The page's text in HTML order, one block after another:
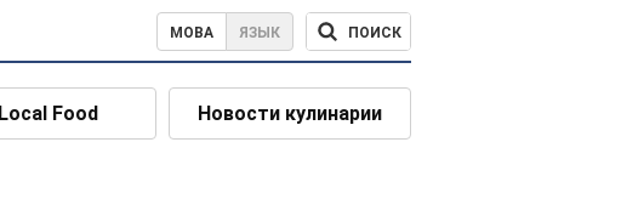
МОВА ЯЗЫК ПОИСК
Local Food Новости кулинарии